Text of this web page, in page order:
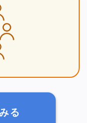
る